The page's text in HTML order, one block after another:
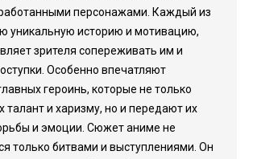
персонажами. Каждый из
уникальную историю и мотивацию,
зрителя сопереживать им и
Особенно впечатляют
героинь, которые не только
талант и харизму, но и передают их
и эмоции. Сюжет аниме не
только битвами и выступлениями. Он